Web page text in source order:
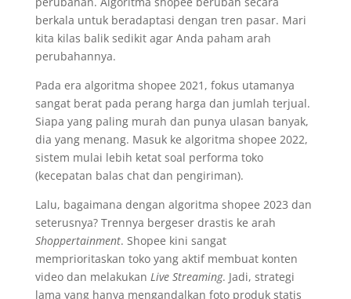
berkala untuk beradaptasi dengan tren pasar. Mari
kita kilas balik sedikit agar Anda paham arah
perubahannya.
Pada era algoritma shopee 2021, fokus utamanya
sangat berat pada perang harga dan jumlah terjual.
Siapa yang paling murah dan punya ulasan banyak,
dia yang menang. Masuk ke algoritma shopee 2022,
sistem mulai lebih ketat soal performa toko
(kecepatan balas chat dan pengiriman).
Lalu, bagaimana dengan algoritma shopee 2023 dan
seterusnya? Trennya bergeser drastis ke arah
Shoppertainment. Shopee kini sangat
memprioritaskan toko yang aktif membuat konten
video dan melakukan Live Streaming. Jadi, strategi
lama yang hanya mengandalkan foto produk statis